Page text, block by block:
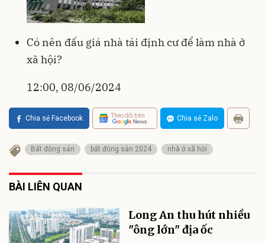
Có nên đấu giá nhà tái định cư để làm nhà ở
xã hội?
12:00, 08/06/2024
Chia sẻ Facebook Theo dõi trên Chia sẻ Zalo
Bất động sản bất động sản 2024 nhà ở xã hội
BÀI LIÊN QUAN
Long An thu hút nhiều
"ông lớn" địa ốc